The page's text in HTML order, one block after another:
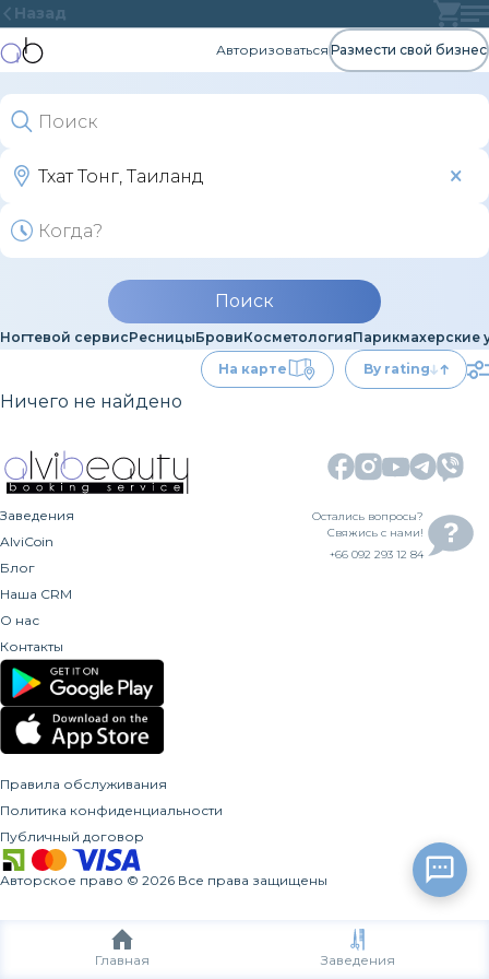
Главная Заведения
Назад
Авторизоваться Размести свой бизнес
Поиск
Ногтевой сервисРесницыБровиКосметологияПарикмахерские
На карте
By rating
Ничего не найдено
Заведения
AlviCoin
Блог
Наша CRM
О нас
Контакты
Остались вопросы?
Свяжись с нами!
+66 092 293 12 84
Правила обслуживания
Политика конфиденциальности
Публичный договор
Авторское право © 2026 Все права защищены